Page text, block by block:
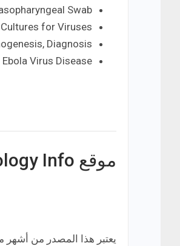
Swab.
for Viruses.
Diagnosis.
Virus Disease.
موقع Microbiology Info
يعتبر هذا المصدر من أشهر